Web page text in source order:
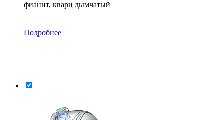
фианит, кварц дымчатый
Подробнее